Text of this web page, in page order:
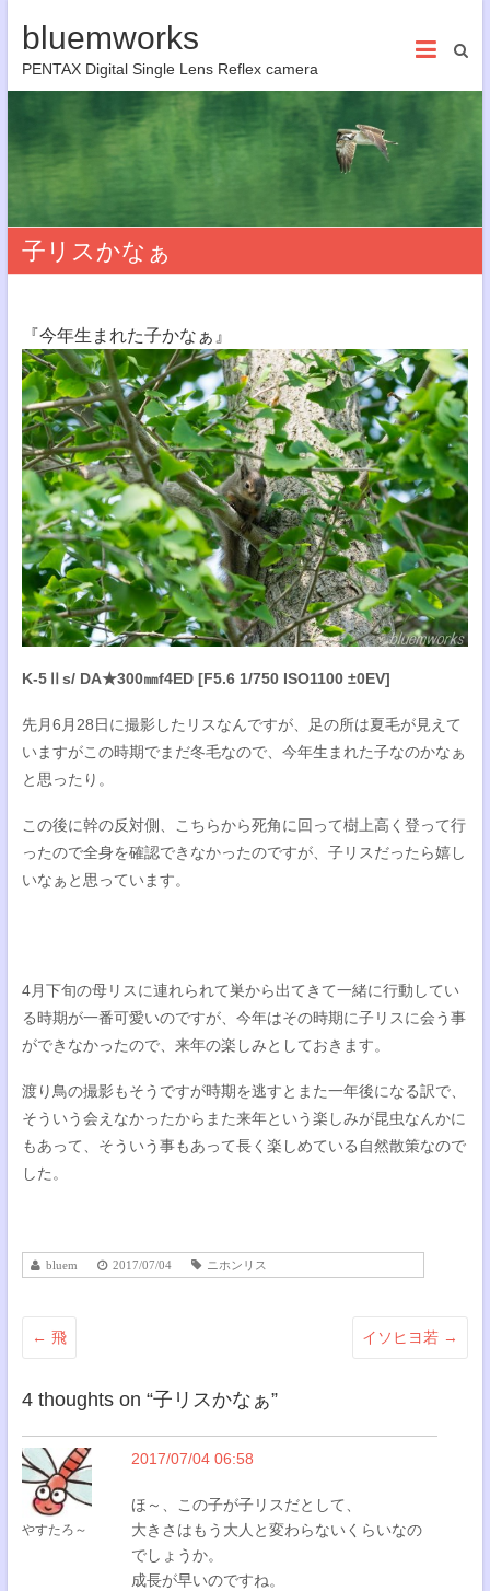
bluemworks
PENTAX Digital Single Lens Reflex camera
子リスかなぁ
『今年生まれた子かなぁ』
K-5Ⅱs/ DA★300㎜f4ED [F5.6 1/750 ISO1100 ±0EV]
先月6月28日に撮影したリスなんですが、足の所は夏毛が見えて
いますがこの時期でまだ冬毛なので、今年生まれた子なのかなぁ
と思ったり。
この後に幹の反対側、こちらから死角に回って樹上高く登って行
ったので全身を確認できなかったのですが、子リスだったら嬉し
いなぁと思っています。
4月下旬の母リスに連れられて巣から出てきて一緒に行動してい
る時期が一番可愛いのですが、今年はその時期に子リスに会う事
ができなかったので、来年の楽しみとしておきます。
渡り鳥の撮影もそうですが時期を逃すとまた一年後になる訳で、
そういう会えなかったからまた来年という楽しみが昆虫なんかに
もあって、そういう事もあって長く楽しめている自然散策なので
した。
bluem 2017/07/04 ニホンリス
← 飛 イソヒヨ若 →
4 thoughts on “子リスかなぁ”
やすたろ～
2017/07/04 06:58
ほ～、この子が子リスだとして、
大きさはもう大人と変わらないくらいなの
でしょうか。
成長が早いのですね。